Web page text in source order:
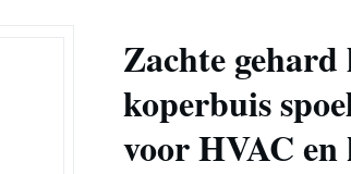
Zachte gehard
koperbuis
voor HVAC en